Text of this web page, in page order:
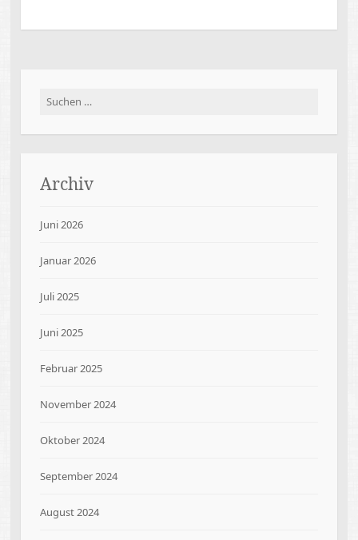
Suchen
Archiv
Juni 2026
Januar 2026
Juli 2025
Juni 2025
Februar 2025
November 2024
Oktober 2024
September 2024
August 2024